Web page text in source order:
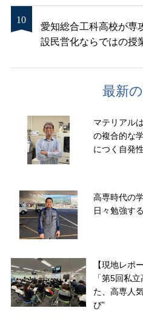
愛知総合工科高校が
設民営化ならではの授
最新
マテリアル
の複合的な
につく自発性
高専時代の
日々勉強す
【現地レポ
「第5回私
た、高専人
び”